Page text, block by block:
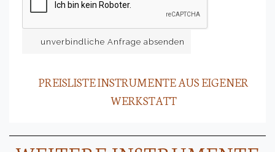
unverbindliche Anfrage absenden
PREISLISTE INSTRUMENTE AUS EIGENER
WERKSTATT